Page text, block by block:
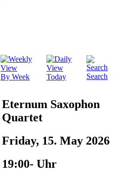
By Week Today Search
Eternum Saxophon
Quartet
Friday, 15. May 2026
19:00- Uhr